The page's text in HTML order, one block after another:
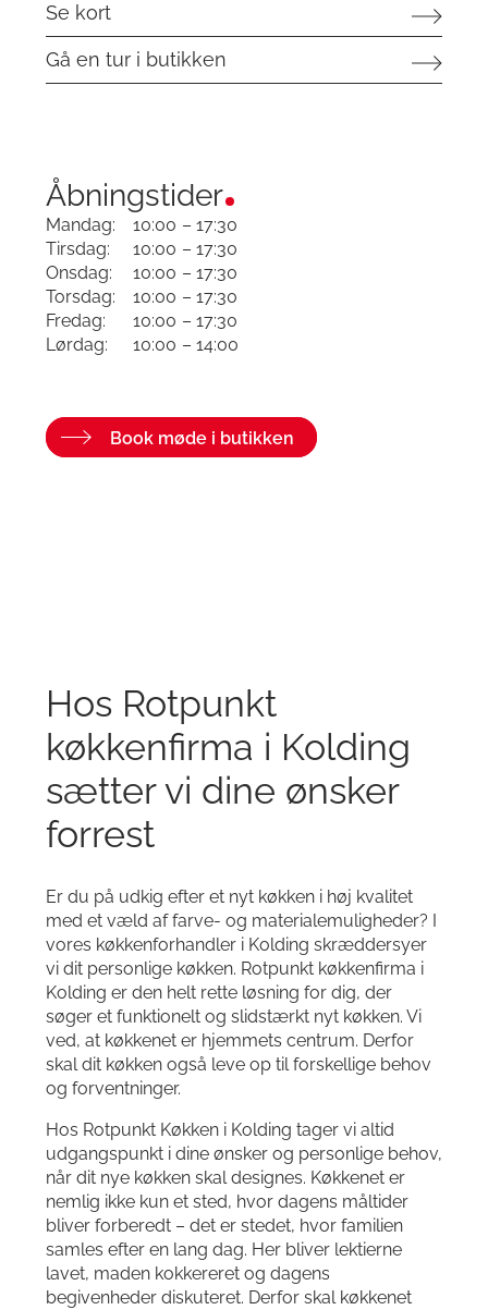
Se kort
Gå en tur i butikken
Åbningstider
Mandag: 10:00 – 17:30
Tirsdag:
10:00 – 17:30
Onsdag:
10:00 – 17:30
Torsdag:
10:00 – 17:30
Fredag:
10:00 – 17:30
Lørdag:
10:00 – 14:00
Book møde i butikken
Hos Rotpunkt
køkkenfirma i Kolding
sætter vi dine ønsker
forrest
Er du på udkig efter et nyt køkken i høj kvalitet
med et væld af farve- og materialemuligheder? I
vores køkkenforhandler i Kolding skræddersyer
vi dit personlige køkken. Rotpunkt køkkenfirma i
Kolding er den helt rette løsning for dig, der
søger et funktionelt og slidstærkt nyt køkken. Vi
ved, at køkkenet er hjemmets centrum. Derfor
skal dit køkken også leve op til forskellige behov
og forventninger.
Hos Rotpunkt Køkken i Kolding tager vi altid
udgangspunkt i dine ønsker og personlige behov,
når dit nye køkken skal designes. Køkkenet er
nemlig ikke kun et sted, hvor dagens måltider
bliver forberedt – det er stedet, hvor familien
samles efter en lang dag. Her bliver lektierne
lavet, maden kokkereret og dagens
begivenheder diskuteret. Derfor skal køkkenet